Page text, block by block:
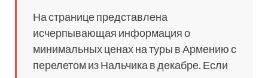
На странице представлена
исчерпывающая информация о
минимальных ценах на туры в Армению с
перелетом из Нальчика в декабре. Если